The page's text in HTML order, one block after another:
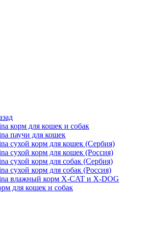
корм для кошек и собак
паучи для кошек
сухой корм для кошек (Сербия)
сухой корм для кошек (Россия)
сухой корм для собак (Сербия)
сухой корм для собак (Россия)
влажный корм X-CAT и X-DOG
для кошек и собак